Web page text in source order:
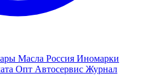
Масла Россия Иномарки
Опт Автосервис Журнал